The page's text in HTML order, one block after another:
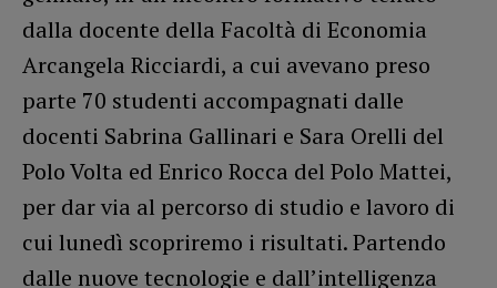
dalla docente della Facoltà di Economia
Arcangela Ricciardi, a cui avevano preso
parte 70 studenti accompagnati dalle
docenti Sabrina Gallinari e Sara Orelli del
Polo Volta ed Enrico Rocca del Polo Mattei,
per dar via al percorso di studio e lavoro di
cui lunedì scopriremo i risultati. Partendo
dalle nuove tecnologie e dall’intelligenza